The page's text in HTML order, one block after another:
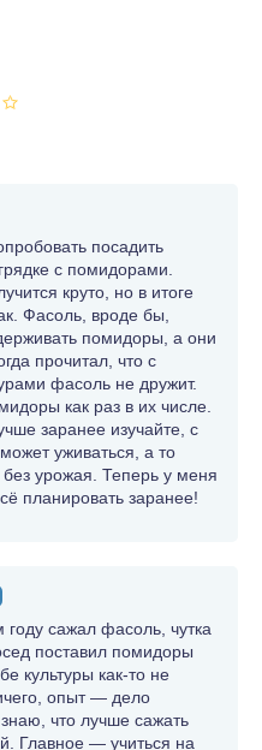
посадить
с помидорами.
круто, но в итоге
Фасоль, вроде бы,
помидоры, а они
прочитал, что с
фасоль не дружит.
как раз в их числе.
заранее изучайте, с
уживаться, а то
без урожая. Теперь у меня
планировать заранее!
сажал фасоль, чутка
поставил помидоры
культуры как-то не
опыт — дело
что лучше сажать
Главное — учиться на